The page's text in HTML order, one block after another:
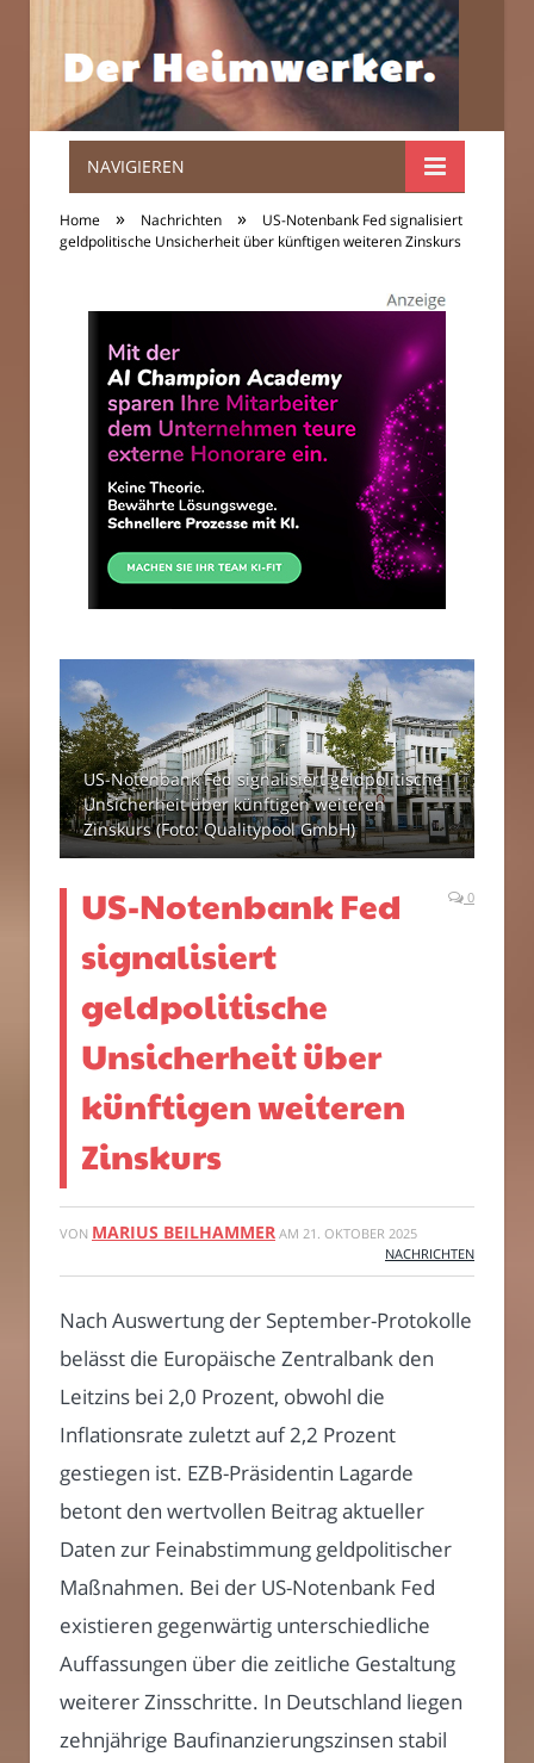
Der
Heimwerker.
NAVIGIEREN
Home » Nachrichten »
US-Notenbank Fed signalisiert
geldpolitische Unsicherheit über künftigen weiteren Zinskurs
US-Notenbank Fed signalisiert geldpolitische
Unsicherheit über künftigen weiteren
Zinskurs (Foto: Qualitypool GmbH)
US-Notenbank Fed
signalisiert
geldpolitische
Unsicherheit über
künftigen weiteren
Zinskurs
0
VON MARIUS BEILHAMMER AM 21. OKTOBER 2025
NACHRICHTEN
Nach Auswertung der September-Protokolle
belässt die Europäische Zentralbank den
Leitzins bei 2,0 Prozent, obwohl die
Inflationsrate zuletzt auf 2,2 Prozent
gestiegen ist. EZB-Präsidentin Lagarde
betont den wertvollen Beitrag aktueller
Daten zur Feinabstimmung geldpolitischer
Maßnahmen. Bei der US-Notenbank Fed
existieren gegenwärtig unterschiedliche
Auffassungen über die zeitliche Gestaltung
weiterer Zinsschritte. In Deutschland liegen
zehnjährige Baufinanzierungszinsen stabil